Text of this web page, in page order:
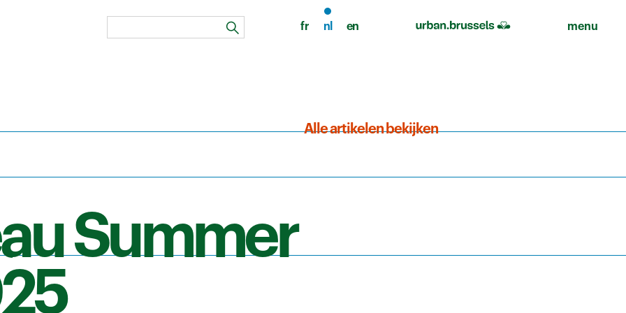
zoeken
fr nl en menu
Alle artikelen bekijken
Summer